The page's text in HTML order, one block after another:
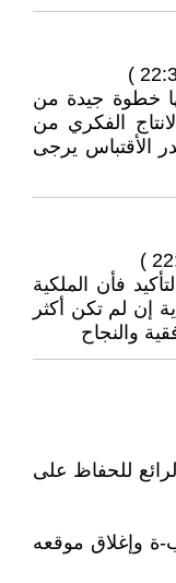
خطوة جيدة من
الفكري من
الأقتباس يرجى
فأن الملكية
إن لم تكن أكثر
والنجاح
للحفاظ على
ة وإغلاق موقعه